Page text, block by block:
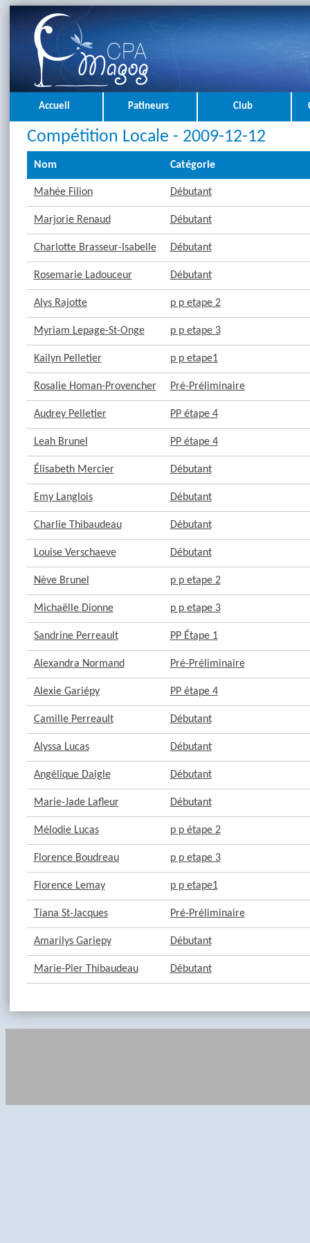
Accueil Patineurs Club
Compétition Locale - 2009-12-12
Nom Catégorie
Mahée Filion Débutant
Marjorie Renaud Débutant
Charlotte Brasseur-Isabelle Débutant
Rosemarie Ladouceur Débutant
Alys Rajotte p p etape 2
Myriam Lepage-St-Onge p p etape 3
Kailyn Pelletier p p etape1
Rosalie Homan-Provencher Pré-Préliminaire
Audrey Pelletier PP étape 4
Leah Brunel PP étape 4
Élisabeth Mercier Débutant
Emy Langlois Débutant
Charlie Thibaudeau Débutant
Louise Verschaeve Débutant
Nève Brunel p p etape 2
Michaëlle Dionne p p etape 3
Sandrine Perreault PP Étape 1
Alexandra Normand Pré-Préliminaire
Alexie Gariépy PP étape 4
Camille Perreault Débutant
Alyssa Lucas Débutant
Angélique Daigle Débutant
Marie-Jade Lafleur Débutant
Mélodie Lucas p p étape 2
Florence Boudreau p p etape 3
Florence Lemay p p etape1
Tiana St-Jacques Pré-Préliminaire
Amarilys Gariepy Débutant
Marie-Pier Thibaudeau Débutant